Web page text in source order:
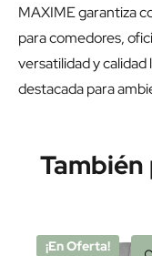
MAXIME garantiza
para comedores,
versatilidad y
destacada para
¡En Oferta!